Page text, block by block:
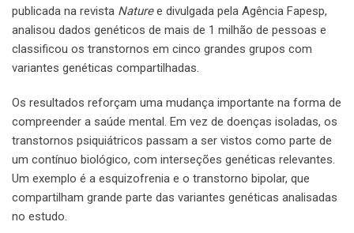
publicada na revista Naturee divulgada pela Agência Fapesp,
analisou dados genéticos de mais de 1 milhão de pessoas e
classificou os transtornos em cinco grandes grupos com
variantes genéticas compartilhadas.
Os resultados reforçam uma mudança importante na forma de
compreender a saúde mental. Em vez de doenças isoladas, os
transtornos psiquiátricos passam a ser vistos como parte de
um contínuo biológico, com interseções genéticas relevantes.
Um exemplo é a esquizofrenia e o transtorno bipolar, que
compartilham grande parte das variantes genéticas analisadas
no estudo.